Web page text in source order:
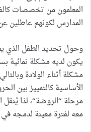
المعلمون من تخصصات
المدارس لكونهم عاطلين
وحول تحديد الطفل الذي
يكون لديه مشكلة
مشكلة أثناء الولادة
الأساسية كالتمييز بين
مرحلة “الروضة“، لذا
معه لفترة معينة لدمجه